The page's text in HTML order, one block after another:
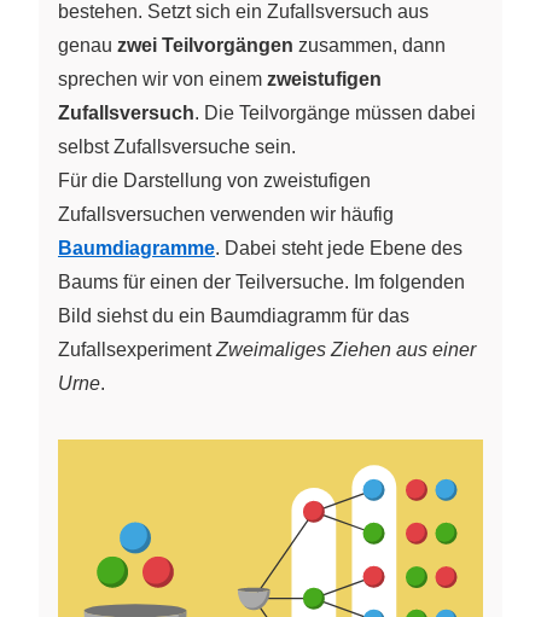
bestehen. Setzt sich ein Zufallsversuch aus
genau zwei Teilvorgängen zusammen, dann
sprechen wir von einem zweistufigen
Zufallsversuch. Die Teilvorgänge müssen dabei
selbst Zufallsversuche sein.
Für die Darstellung von zweistufigen
Zufallsversuchen verwenden wir häufig
Baumdiagramme. Dabei steht jede Ebene des
Baums für einen der Teilversuche. Im folgenden
Bild siehst du ein Baumdiagramm für das
ZufallsexperimentZweimaliges Ziehen aus einer
Urne.